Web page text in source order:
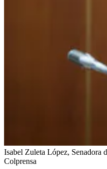
Isabel Zuleta López, Senadora
Colprensa